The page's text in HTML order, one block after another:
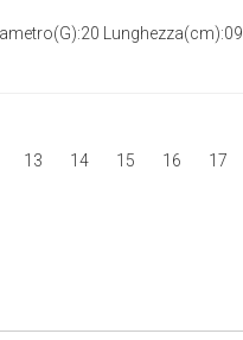
Lunghezza(cm):09
13 14 15 16 17